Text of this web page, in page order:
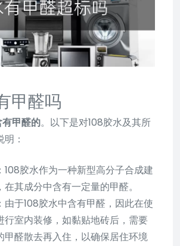
甲醛吗
甲醛的。以下是对108胶水及其所
：
：108胶水作为一种新型高分子合成建
其成分中含有一定量的甲醛。
：由于108胶水中含有甲醛，因此在使
行室内装修，如黏贴地砖后，需要
甲醛散去再入住，以确保居住环境